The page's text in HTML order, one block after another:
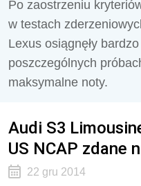
Po zaostrzeniu
w testach
Lexus osiągnęły
poszczególnych
maksymalne noty.
Audi S3
US NCAP zdane
22 gru 2014